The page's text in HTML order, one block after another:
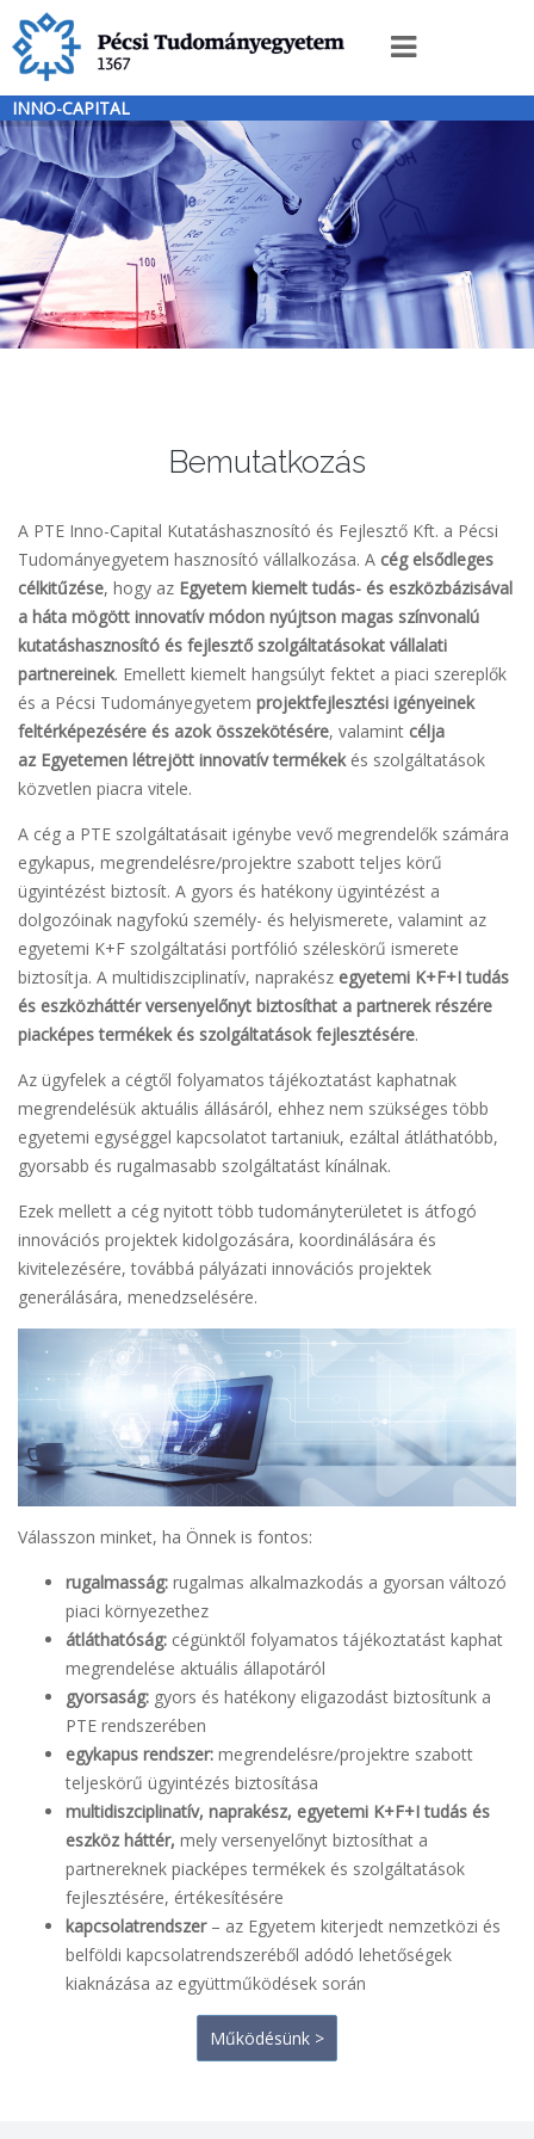
Ugrás
tartalomra
menü
új
INNO-CAPITAL
Bemutatkozás
A PTE Inno-Capital Kutatáshasznosító és Fejlesztő Kft. a Pécsi
Tudományegyetem hasznosító vállalkozása. A cég elsődleges
célkitűzése, hogy az Egyetem kiemelt tudás- és eszközbázisával
a háta mögött innovatív módon nyújtson magas színvonalú
kutatáshasznosító és fejlesztő szolgáltatásokat vállalati
partnereinek. Emellett kiemelt hangsúlyt fektet a piaci szereplők
és a Pécsi Tudományegyetem projektfejlesztési igényeinek
feltérképezésére és azok összekötésére, valamint célja
az Egyetemen létrejött innovatív termékekés szolgáltatások
közvetlen piacra vitele.
A cég a PTE szolgáltatásait igénybe vevő megrendelők számára
egykapus, megrendelésre/projektre szabott teljes körű
ügyintézést biztosít. A gyors és hatékony ügyintézést a
dolgozóinak nagyfokú személy- és helyismerete, valamint az
egyetemi K+F szolgáltatási portfólió széleskörű ismerete
biztosítja. A multidiszciplinatív, naprakész egyetemi K+F+I tudás
és eszközháttér versenyelőnyt biztosíthat a partnerek részére
piacképes termékek és szolgáltatások fejlesztésére.
Az ügyfelek a cégtől folyamatos tájékoztatást kaphatnak
megrendelésük aktuális állásáról, ehhez nem szükséges több
egyetemi egységgel kapcsolatot tartaniuk, ezáltal átláthatóbb,
gyorsabb és rugalmasabb szolgáltatást kínálnak.
Ezek mellett a cég nyitott több tudományterületet is átfogó
innovációs projektek kidolgozására, koordinálására és
kivitelezésére, továbbá pályázati innovációs projektek
generálására, menedzselésére.
Válasszon minket, ha Önnek is fontos:
rugalmasság: rugalmas alkalmazkodás a gyorsan változó
piaci környezethez
átláthatóság: cégünktől folyamatos tájékoztatást kaphat
megrendelése aktuális állapotáról
gyorsaság: gyors és hatékony eligazodást biztosítunk a
PTE rendszerében
egykapus rendszer: megrendelésre/projektre szabott
teljeskörű ügyintézés biztosítása
multidiszciplinatív, naprakész, egyetemi K+F+I tudás és
eszköz háttér, mely versenyelőnyt biztosíthat a
partnereknek piacképes termékek és szolgáltatások
fejlesztésére, értékesítésére
kapcsolatrendszer– az Egyetem kiterjedt nemzetközi és
belföldi kapcsolatrendszeréből adódó lehetőségek
kiaknázása az együttműködések során
Működésünk >